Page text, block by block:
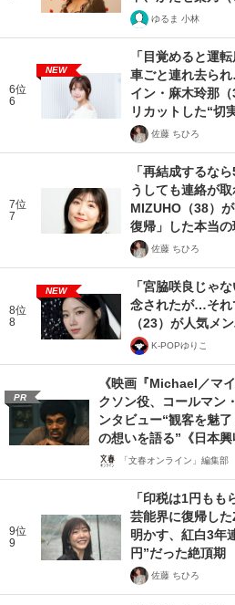
ゆるま 小林
6位
6
NEW
「目覚めると運
車ごと連れ去ら
イン・麻木玲那
リカットした“切
佐藤 ちひろ
7位
7
「再結成するな
うしても連絡が
MIZUHO（38）
復帰」した本当の
佐藤 ちひろ
8位
8
NEW
「宮脇咲良じゃ
念されたが…それ
（23）が人気メ
K-POPゆりこ
PR
《映画『Michael／マ
クソン役、コールマン
ンタビュー“観客を魅
の想いを語る”《日本興
「文春オンライン」編集部
9位
9
「印税は1円も
芸能界に復帰し
明かす、紅白3年
円”だった絶頂期
佐藤 ちひろ